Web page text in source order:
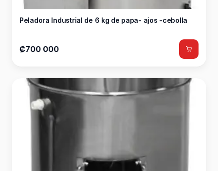
Peladora Industrial de 6 kg de papa- ajos -cebolla
₡700 000